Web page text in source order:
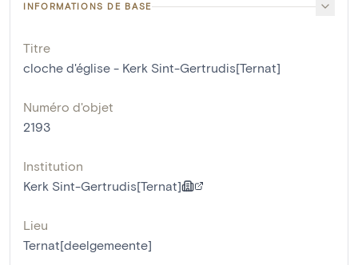
INFORMATIONS DE BASE
Titre
cloche d'église - Kerk Sint-Gertrudis[Ternat]
Numéro d'objet
2193
Institution
Kerk Sint-Gertrudis[Ternat]
Lieu
Ternat[deelgemeente]